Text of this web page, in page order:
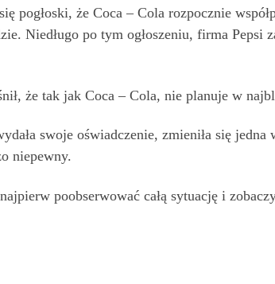
pogłoski, że Coca – Cola rozpocznie
Niedługo po tym ogłoszeniu, firma Pepsi
że tak jak Coca – Cola, nie planuje w
swoje oświadczenie, zmieniła się jedna
niepewny.
poobserwować całą sytuację i